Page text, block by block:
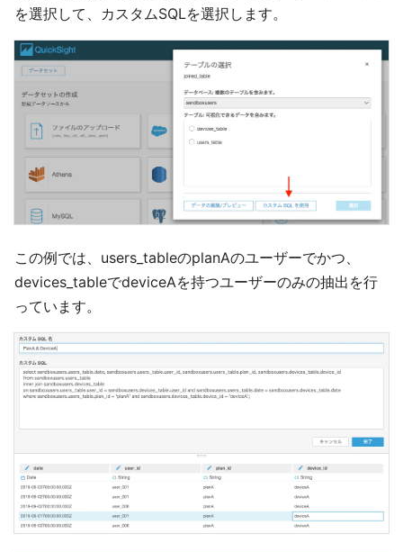
を選択して、カスタムSQLを選択します。
この例では、users_tableのplanAのユーザーでかつ、
devices_tableでdeviceAを持つユーザーのみの抽出を行
っています。